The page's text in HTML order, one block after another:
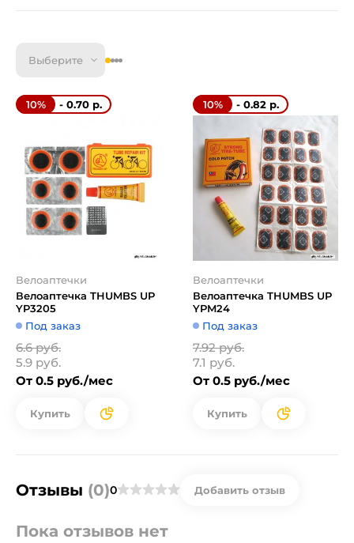
Выберите
10% - 0.70 р.
Велоаптечки
Велоаптечка THUMBS UP
YP3205
Под заказ
6.6 руб.
5.9 руб.
От 0.5 руб./мес
Купить
10% - 0.82 р.
Велоаптечки
Велоаптечка THUMBS UP
YPM24
Под заказ
7.92 руб.
7.1 руб.
От 0.5 руб./мес
Купить
Отзывы (0)0 Добавить отзыв
Пока отзывов нет